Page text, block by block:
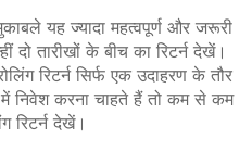
यह ज्यादा महत्वपूर्ण और जरूरी
तारीखों के बीच का रिटर्न देखें।
रिटर्न सिर्फ एक उदाहरण के तौर
निवेश करना चाहते हैं तो कम से कम
रिटर्न देखें।